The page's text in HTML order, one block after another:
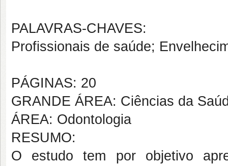
PALAVRAS-CHAVES:
Profissionais de saúde;
PÁGINAS: 20
GRANDE ÁREA: Ciências da
ÁREA: Odontologia
RESUMO:
O estudo tem por objetivo